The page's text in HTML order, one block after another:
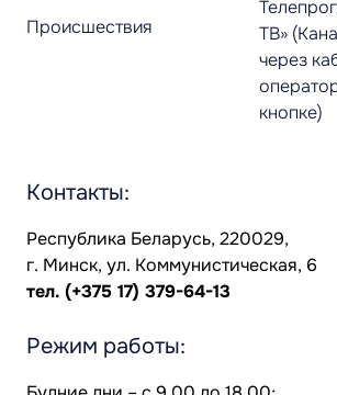
Происшествия
ТВ»
через
кнопке)
Контакты:
Республика Беларусь, 220029,
г. Минск, ул. Коммунистическая, 6
тел. (+375 17) 379-64-13
Режим работы: